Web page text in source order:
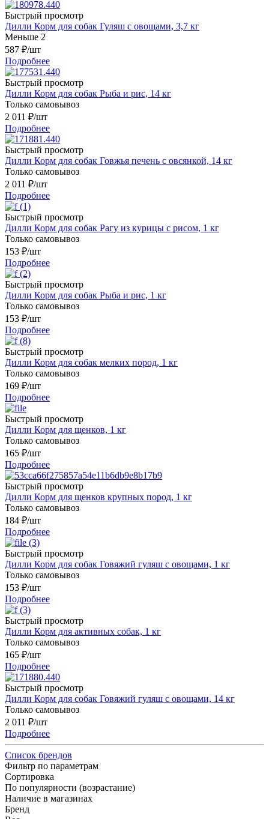
Быстрый просмотр
Дилли Корм для собак Гуляш с овощами, 3,7 кг
Меньше 2
587 ₽/шт
Подробнее
Быстрый просмотр
Дилли Корм для собак Рыба и рис, 14 кг
Только самовывоз
2 011 ₽/шт
Подробнее
Быстрый просмотр
Дилли Корм для собак Говжья печень с овсянкой, 14 кг
Только самовывоз
2 011 ₽/шт
Подробнее
Быстрый просмотр
Дилли Корм для собак Рагу из курицы с рисом, 1 кг
Только самовывоз
153 ₽/шт
Подробнее
Быстрый просмотр
Дилли Корм для собак Рыба и рис, 1 кг
Только самовывоз
153 ₽/шт
Подробнее
Быстрый просмотр
Дилли Корм для собак мелких пород, 1 кг
Только самовывоз
169 ₽/шт
Подробнее
Быстрый просмотр
Дилли Корм для щенков, 1 кг
Только самовывоз
165 ₽/шт
Подробнее
Быстрый просмотр
Дилли Корм для щенков крупных пород, 1 кг
Только самовывоз
184 ₽/шт
Подробнее
Быстрый просмотр
Дилли Корм для собак Говяжий гуляш с овощами, 1 кг
Только самовывоз
153 ₽/шт
Подробнее
Быстрый просмотр
Дилли Корм для активных собак, 1 кг
Только самовывоз
165 ₽/шт
Подробнее
Быстрый просмотр
Дилли Корм для собак Говяжий гуляш с овощами, 14 кг
Только самовывоз
2 011 ₽/шт
Подробнее
Список брендов
Фильтр по параметрам
Сортировка
По популярности (возрастание)
Наличие в магазинах
Бренд